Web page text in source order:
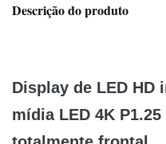
Descrição do produto
Display de LED HD
mídia LED 4K